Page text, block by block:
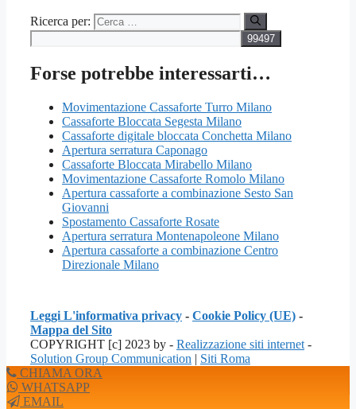
Ricerca per:
Forse potrebbe interessarti…
Movimentazione Cassaforte Turro Milano
Cassaforte Bloccata Segesta Milano
Cassaforte digitale bloccata Conchetta Milano
Apertura serratura Caponago
Cassaforte Bloccata Mirabello Milano
Movimentazione Cassaforte Romolo Milano
Apertura cassaforte a combinazione Sesto San
Giovanni
Spostamento Cassaforte Rosate
Apertura serratura Montenapoleone Milano
Apertura cassaforte a combinazione Centro
Direzionale Milano
Leggi L'informativa privacy - Cookie Policy (UE) -
Mappa del Sito
COPYRIGHT [c] 2023 by - Realizzazione siti internet -
Solution Group Communication | Siti Roma
CHIAMA ORA
WHATSAPP
EMAIL